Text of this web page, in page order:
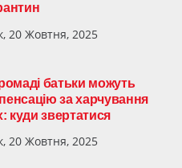
20 Жовтня, 2025
батьки можуть
за харчування
куди звертатися
20 Жовтня, 2025